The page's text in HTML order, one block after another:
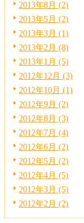
2013年8月 (2)
2013年5月 (2)
2013年3月 (1)
2013年2月 (8)
2013年1月 (5)
2012年12月 (3)
2012年10月 (1)
2012年9月 (2)
2012年8月 (3)
2012年7月 (4)
2012年6月 (2)
2012年5月 (2)
2012年4月 (5)
2012年3月 (5)
2012年2月 (2)